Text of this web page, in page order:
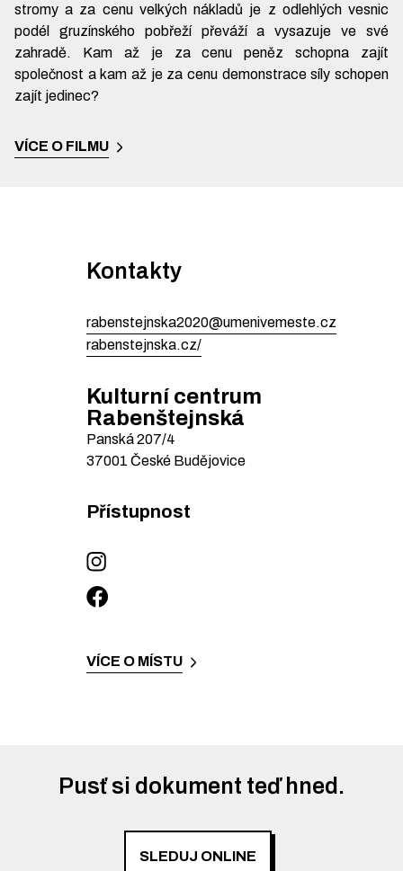
stromy a za cenu velkých nákladů je z odlehlých vesnic
podél gruzínského pobřeží převáží a vysazuje ve své
zahradě. Kam až je za cenu peněz schopna zajít
společnost a kam až je za cenu demonstrace síly schopen
zajít jedinec?
VÍCE O FILMU
Kontakty
rabenstejnska2020@umenivemeste.cz
rabenstejnska.cz/
Kulturní centrum
Rabenštejnská
Panská207/4
37001 České Budějovice
Přístupnost
VÍCE O MÍSTU
Pusť si dokument teď hned.
SLEDUJ ONLINE